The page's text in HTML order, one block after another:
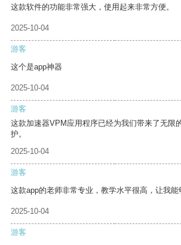
这款软件的功能非常强大，使用起来非常方便。
2025-10-04
游客
这个是app神器
2025-10-04
游客
这款加速器VPM应用程序已经为我们带来了无限
护。
2025-10-04
游客
这款app的老师非常专业，教学水平很高，让我能
2025-10-04
游客